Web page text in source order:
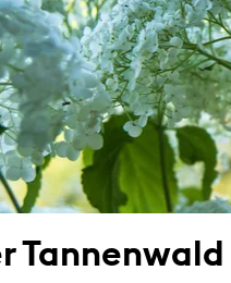
Tannenwald